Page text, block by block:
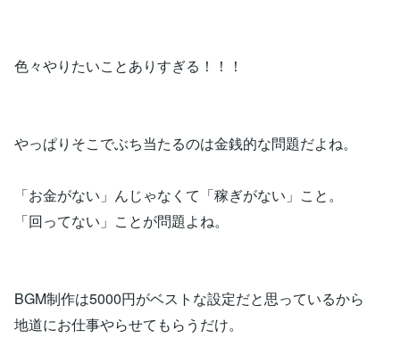
色々やりたいことありすぎる！！！
やっぱりそこでぶち当たるのは金銭的な問題だよね。
「お金がない」んじゃなくて「稼ぎがない」こと。
「回ってない」ことが問題よね。
BGM制作は5000円がベストな設定だと思っているから
地道にお仕事やらせてもらうだけ。